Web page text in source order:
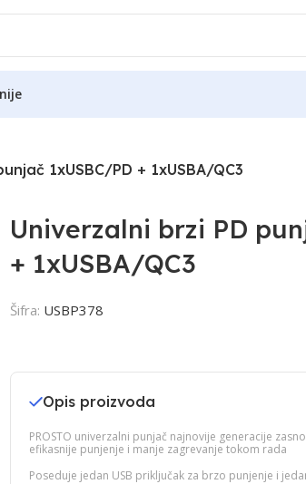
1xUSBC/PD + 1xUSBA/QC3
Univerzalni brzi PD
+ 1xUSBA/QC3
Šifra: USBP378
Opis proizvoda
PROSTO univerzalni punjač najnovije generacije
efikasnije punjenje i manje zagrevanje tokom rada
Poseduje jedan USB priključak za brzo punjenje i